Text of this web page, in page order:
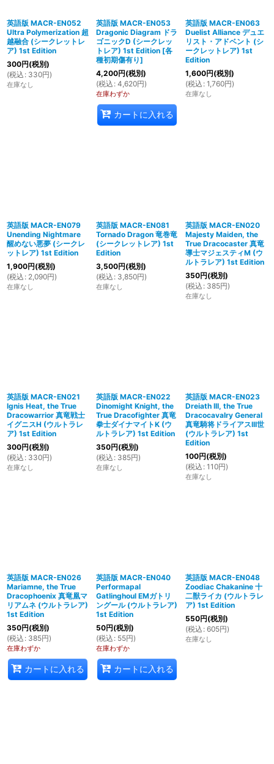
英語版 MACR-EN052
Ultra Polymerization 超
越融合 (シークレットレ
ア) 1st Edition
300円(税別)
(税込 : 330円)
在庫なし
英語版 MACR-EN053
Dragonic Diagram ドラ
ゴニックD (シークレッ
トレア) 1st Edition [各
種初期傷有り]
4,200円(税別)
(税込 : 4,620円)
在庫わずか
カートに入れる
英語版 MACR-EN063
Duelist Alliance デュエ
リスト・アドベント (シ
ークレットレア) 1st
Edition
1,600円(税別)
(税込 : 1,760円)
在庫なし
英語版 MACR-EN079
Unending Nightmare
醒めない悪夢 (シークレ
ットレア) 1st Edition
1,900円(税別)
(税込 : 2,090円)
在庫なし
英語版 MACR-EN081
Tornado Dragon 竜巻竜
(シークレットレア) 1st
Edition
3,500円(税別)
(税込 : 3,850円)
在庫なし
英語版 MACR-EN020
Majesty Maiden, the
True Dracocaster 真竜
導士マジェスティM (ウ
ルトラレア) 1st Edition
350円(税別)
(税込 : 385円)
在庫なし
英語版 MACR-EN021
Ignis Heat, the True
Dracowarrior 真竜戦士
イグニスH (ウルトラレ
ア) 1st Edition
300円(税別)
(税込 : 330円)
在庫なし
英語版 MACR-EN022
Dinomight Knight, the
True Dracofighter 真竜
拳士ダイナマイトK (ウ
ルトラレア) 1st Edition
350円(税別)
(税込 : 385円)
在庫なし
英語版 MACR-EN023
Dreiath III, the True
Dracocavalry General
真竜騎将ドライアスIII世
(ウルトラレア) 1st
Edition
100円(税別)
(税込 : 110円)
在庫なし
英語版 MACR-EN026
Mariamne, the True
Dracophoenix 真竜凰マ
リアムネ (ウルトラレア)
1st Edition
350円(税別)
(税込 : 385円)
在庫わずか
カートに入れる
英語版 MACR-EN040
Performapal
Gatlinghoul EMガトリ
ングール (ウルトラレア)
1st Edition
50円(税別)
(税込 : 55円)
在庫わずか
カートに入れる
英語版 MACR-EN048
Zoodiac Chakanine 十
二獣ライカ (ウルトラレ
ア) 1st Edition
550円(税別)
(税込 : 605円)
在庫なし